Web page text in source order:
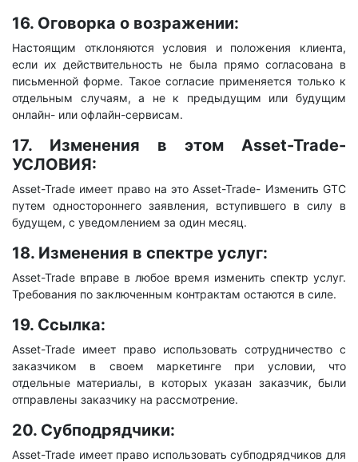
16. Оговорка о возражении:
Настоящим отклоняются условия и положения клиента,
если их действительность не была прямо согласована в
письменной форме. Такое согласие применяется только к
отдельным случаям, а не к предыдущим или будущим
онлайн- или офлайн-сервисам.
17. Изменения в этом Asset-Trade-
УСЛОВИЯ:
Asset-Trade имеет право на это Asset-Trade- Изменить GTC
путем одностороннего заявления, вступившего в силу в
будущем, с уведомлением за один месяц.
18. Изменения в спектре услуг:
Asset-Trade вправе в любое время изменить спектр услуг.
Требования по заключенным контрактам остаются в силе.
19. Ссылка:
Asset-Trade имеет право использовать сотрудничество с
заказчиком в своем маркетинге при условии, что
отдельные материалы, в которых указан заказчик, были
отправлены заказчику на рассмотрение.
20. Субподрядчики:
Asset-Trade имеет право использовать субподрядчиков для